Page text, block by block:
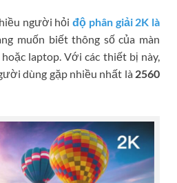
người hỏi độ phân giải 2K là
muốn biết thông số của màn
laptop. Với các thiết bị này,
dùng gặp nhiều nhất là 2560